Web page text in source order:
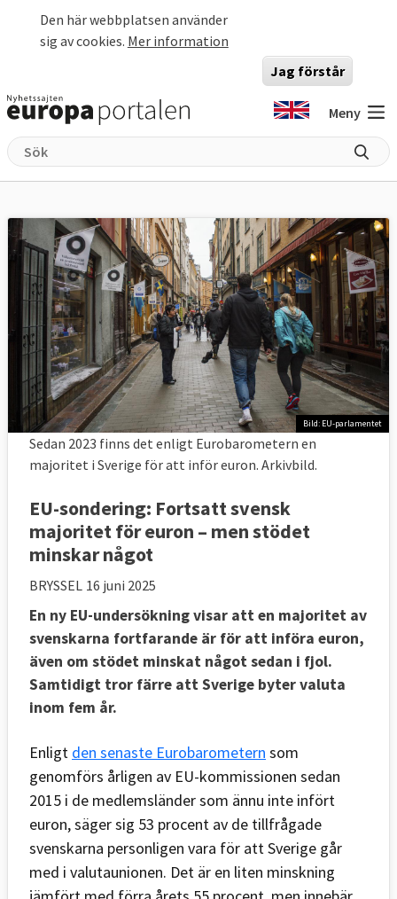
Den här webbplatsen använder
sig av cookies. Mer information
Jag förstår
Meny
Bild: EU-parlamentet
Sedan 2023 finns det enligt Eurobarometern en
majoritet i Sverige för att inför euron. Arkivbild.
EU-sondering: Fortsatt svensk
majoritet för euron – men stödet
minskar något
BRYSSEL 16 juni 2025
En ny EU-undersökning visar att en majoritet av
svenskarna fortfarande är för att införa euron,
även om stödet minskat något sedan i fjol.
Samtidigt tror färre att Sverige byter valuta
inom fem år.
Enligt den senaste Eurobarometern som
genomförs årligen av EU-kommissionen sedan
2015 i de medlemsländer som ännu inte infört
euron, säger sig 53 procent av de tillfrågade
svenskarna personligen vara för att Sverige går
med i valutaunionen. Det är en liten minskning